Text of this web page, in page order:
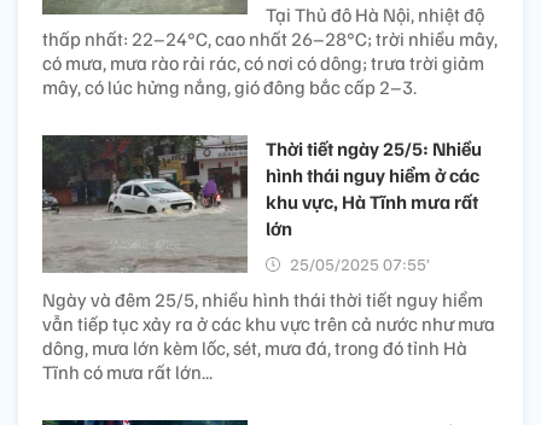
Tại Thủ đô Hà Nội, nhiệt độ
thấp nhất: 22–24°C, cao nhất 26–28°C; trời nhiều mây,
có mưa, mưa rào rải rác, có nơi có dông; trưa trời giảm
mây, có lúc hửng nắng, gió đông bắc cấp 2–3.
Thời tiết ngày 25/5: Nhiều
hình thái nguy hiểm ở các
khu vực, Hà Tĩnh mưa rất
lớn
25/05/2025 07:55’
Ngày và đêm 25/5, nhiều hình thái thời tiết nguy hiểm
vẫn tiếp tục xảy ra ở các khu vực trên cả nước như mưa
dông, mưa lớn kèm lốc, sét, mưa đá, trong đó tỉnh Hà
Tĩnh có mưa rất lớn...